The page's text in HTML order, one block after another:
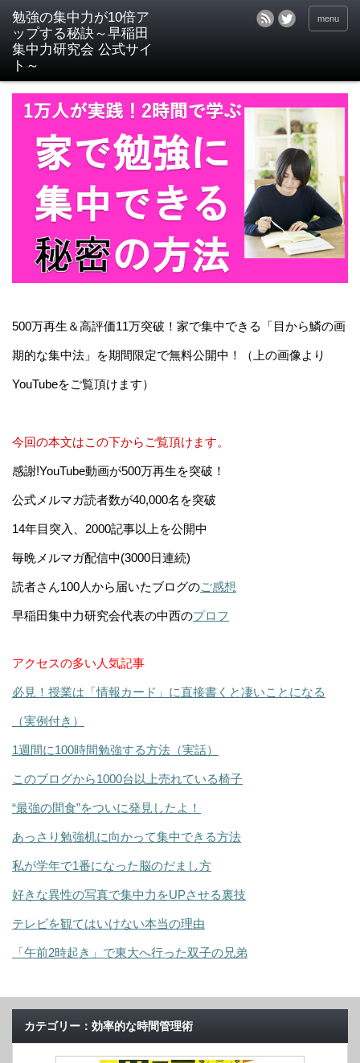
menu
500万再生＆高評価11万突破！家で集中できる「目から鱗の画
期的な集中法」を期間限定で無料公開中！（上の画像より
YouTubeをご覧頂けます）
今回の本文はこの下からご覧頂けます。
感謝!YouTube動画が500万再生を突破！
公式メルマガ読者数が40,000名を突破
14年目突入、2000記事以上を公開中
毎晩メルマガ配信中(3000日連続)
読者さん100人から届いたブログのご感想
早稲田集中力研究会代表の中西のプロフ
アクセスの多い人気記事
必見！授業は「情報カード」に直接書くと凄いことになる
（実例付き）
1週間に100時間勉強する方法（実話）
このブログから1000台以上売れている椅子
“最強の間食”をついに発見したよ！
あっさり勉強机に向かって集中できる方法
私が学年で1番になった脳のだまし方
好きな異性の写真で集中力をUPさせる裏技
テレビを観てはいけない本当の理由
「午前2時起き」で東大へ行った双子の兄弟
カテゴリー：効率的な時間管理術